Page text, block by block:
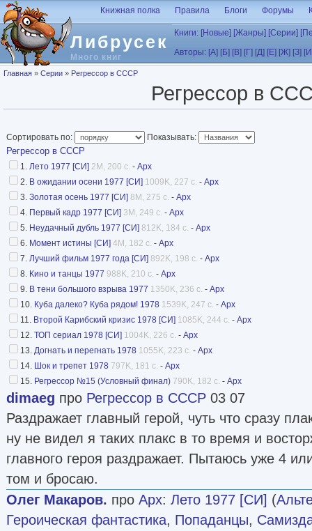
Перейти к основному содержанию
Либрусек
Много книг
Книжная полка Правила Блоги Форумы
Книги: [Новые] [Жанры] [Серии]
Авторы: [А] [Б] [В] [Г] [Д] [Е] [Ж] [З]
Вы здесь
Главная » Серии » Регрессор в СССР
Регрессор в
Сортировать по: Показывать:
Регрессор в СССР
1. Лето 1977 [СИ] 2M, 200 с. - Арх
2. В ожидании осени 1977 [СИ] 1009K, 227 с. - Арх
3. Золотая осень 1977 [СИ] 8M, 275 с. - Арх
4. Первый кадр 1977 [СИ] 3M, 249 с. - Арх
5. Неудачный дубль 1977 [СИ] 812K, 184 с. - Арх
6. Момент истины [СИ] 4M, 182 с. - Арх
7. Лучший фильм 1977 года [СИ] 892K, 198 с. - Арх
8. Кино и танцы 1977 988K, 210 с. - Арх
9. В тени большого взрыва 1977 1350K, 236 с. - Арх
10. Куба далеко? Куба рядом! 1978 1539K, 247 с. - Арх
11. Второй Карибский кризис 1978 [СИ] 1085K, 244 с. - Арх
12. ТОП сериал 1978 [СИ] 1004K, 226 с. - Арх
13. Догнать и перегнать 1978 1055K, 223 с. - Арх
14. Шок и трепет 1978 797K, 181 с. - Арх
15. Регрессор №15 (Условный финал) 790K, 182 с. - Арх
dimaeg про Регрессор в СССР 03 07
Раздражает главный герой, чуть что сразу
ну не видел я таких плакс в то время и
главного героя раздражает. Пытаюсь уже 4
том и бросаю.
Олег Макаров. про Арх: Лето 1977 [СИ] (
Героическая фантастика, Попаданцы,